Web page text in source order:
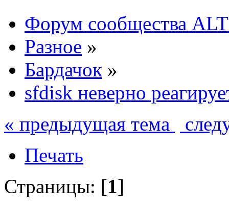
Форум сообщества
Разное »
Бардачок »
sfdisk неверно
« предыдущая тема
Печать
Страницы: [1]